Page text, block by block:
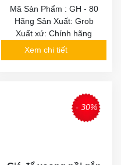
Mã Sản Phẩm : GH - 80
Hãng Sản Xuất: Grob
Xuất xứ: Chính hãng
Xem chi tiết
- 30%